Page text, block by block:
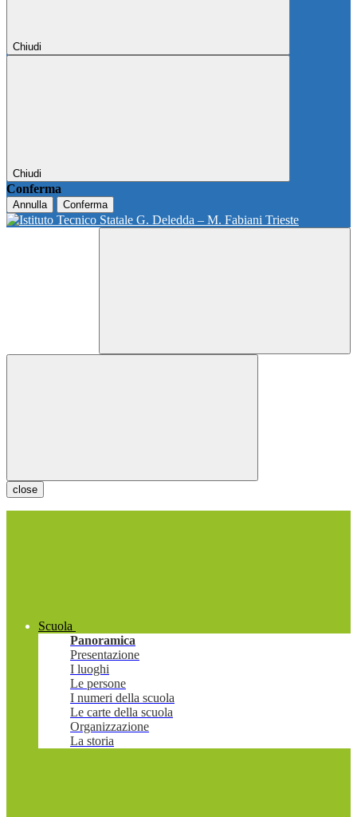
Chiudi
Chiudi
Conferma
Annulla Conferma
close
Scuola
Panoramica
Presentazione
I luoghi
Le persone
I numeri della scuola
Le carte della scuola
Organizzazione
La storia